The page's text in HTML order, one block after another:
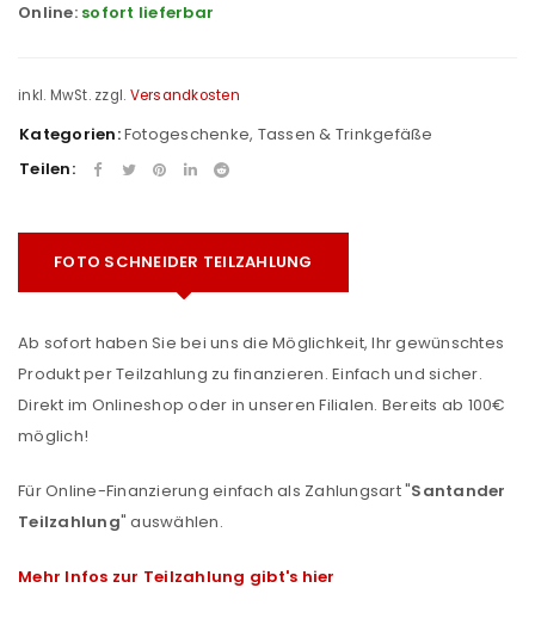
Online: sofort lieferbar
inkl. MwSt. zzgl. Versandkosten
Kategorien:Fotogeschenke, Tassen & Trinkgefäße
Teilen:
FOTO SCHNEIDER TEILZAHLUNG
Ab sofort haben Sie bei uns die Möglichkeit, Ihr gewünschtes
Produkt per Teilzahlung zu finanzieren. Einfach und sicher.
Direkt im Onlineshop oder in unseren Filialen. Bereits ab 100€
möglich!
Für Online-Finanzierung einfach als Zahlungsart "Santander
Teilzahlung" auswählen.
Mehr Infos zur Teilzahlung gibt's hier